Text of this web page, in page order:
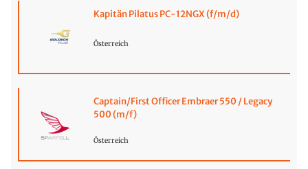
Kapitän Pilatus PC-12NGX (f/m/d)
Österreich
Captain/First Officer Embraer 550 / Legacy
500 (m/f)
Österreich